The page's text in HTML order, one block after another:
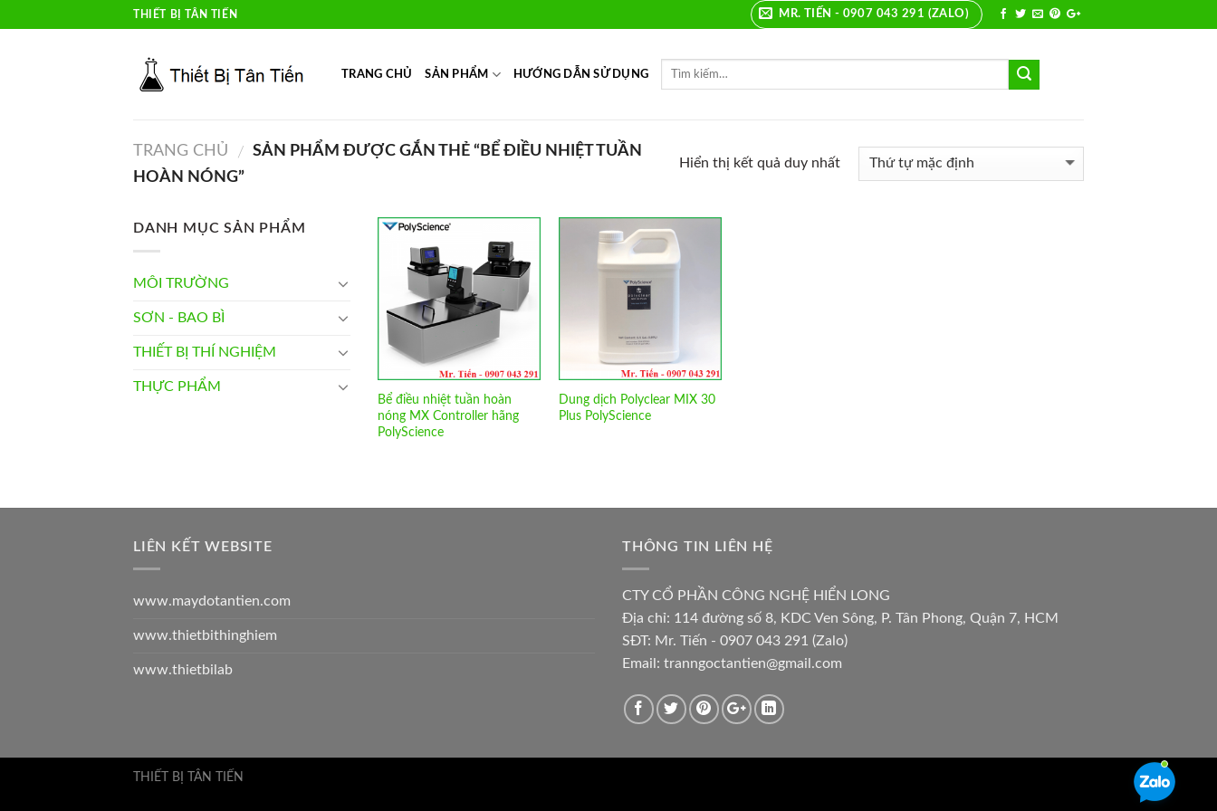
to
THIẾT BỊ TÂN TIẾN MR. TIẾN - 0907 043 291 (ZALO)
TRANG CHỦ SẢN PHẨM HƯỚNG DẪN SỬ DỤNG
TRANG CHỦ / SẢN PHẨM ĐƯỢC GẮN THẺ “BỂ ĐIỀU NHIỆT TUẦN
HOÀN NÓNG”
Hiển thị kết quả duy nhất
DANH MỤC SẢN PHẨM
MÔI TRƯỜNG
SƠN - BAO BÌ
THIẾT BỊ THÍ NGHIỆM
THỰC PHẨM
Add to
Wishlist
Bể điều nhiệt tuần hoàn
nóng MX Controller hãng
PolyScience
Add to
Dung dịch Polyclear MIX 30
Plus PolyScience
LIÊN KẾT WEBSITE
www.maydotantien.com
www.thietbithinghiem
www.thietbilab
THÔNG TIN LIÊN HỆ
CTY CỔ PHẦN CÔNG NGHỆ HIỂN LONG
Địa chỉ: 114 đường số 8, KDC Ven Sông, P. Tân Phong, Quận 7, HCM
SĐT: Mr. Tiến - 0907 043 291 (Zalo)
Email: tranngoctantien@gmail.com
THIẾT BỊ TÂN TIẾN